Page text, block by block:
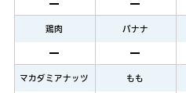
鶏肉 バナナ
マカダミアナッツ もも